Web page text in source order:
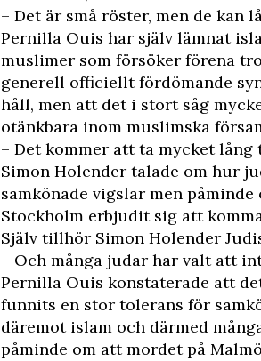
– Det är små röster, men de kan
Pernilla Ouis har själv lämnat
muslimer som försöker förena
generell officiellt fördömande
håll, men att det i stort såg
otänkbara inom muslimska
– Det kommer att ta mycket
Simon Holender talade om hur
samkönade vigslar men
Stockholm erbjudit sig att
Själv tillhör Simon Holender
– Och många judar har valt att
Pernilla Ouis konstaterade att
funnits en stor tolerans för
däremot islam och därmed
påminde om att mordet på